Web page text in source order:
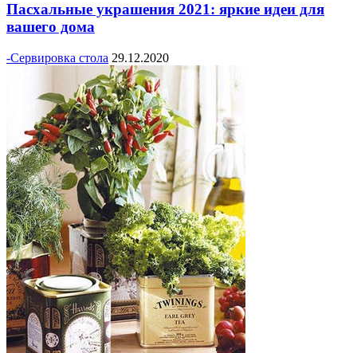
Пасхальные украшения 2021: яркие идеи для
вашего дома
-Сервировка стола 29.12.2020